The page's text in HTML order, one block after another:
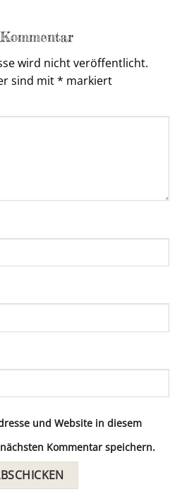
wird nicht veröffentlicht.
sind mit* markiert
und Website in diesem
Kommentar speichern.